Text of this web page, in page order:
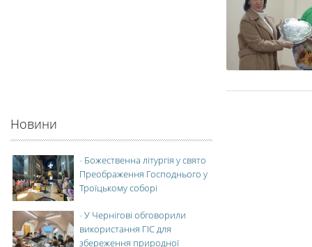
Новини
- Божественна літургія у свято
Преображення Господнього у
Троїцькому соборі
-У Чернігові обговорили
використання ГІС для
збереження природної